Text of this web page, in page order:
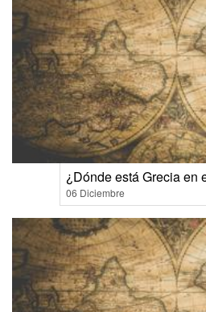
¿Dónde está Grecia en
06 Diciembre